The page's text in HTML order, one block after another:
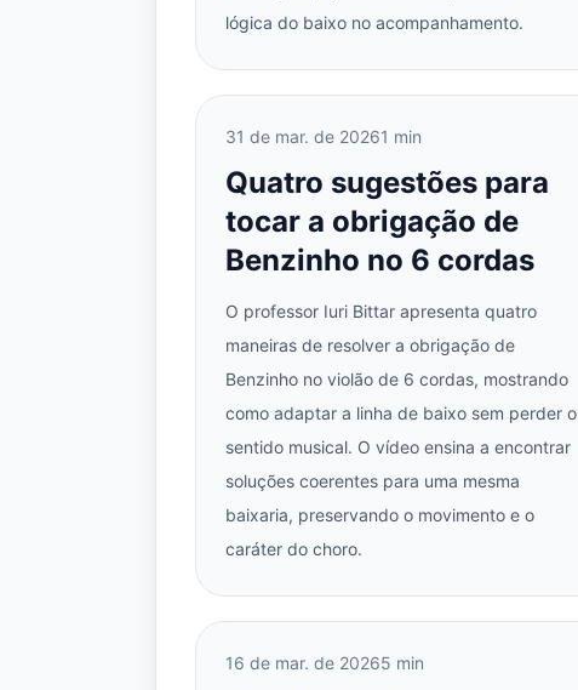
lógica do baixo no acompanhamento.
31 de mar. de 20261 min
Quatro sugestões para
tocar a obrigação de
Benzinho no 6 cordas
O professor Iuri Bittar apresenta quatro
maneiras de resolver a obrigação de
Benzinho no violão de 6 cordas, mostrando
como adaptar a linha de baixo sem perder o
sentido musical. O vídeo ensina a encontrar
soluções coerentes para uma mesma
baixaria, preservando o movimento e o
caráter do choro.
16 de mar. de 20265 min